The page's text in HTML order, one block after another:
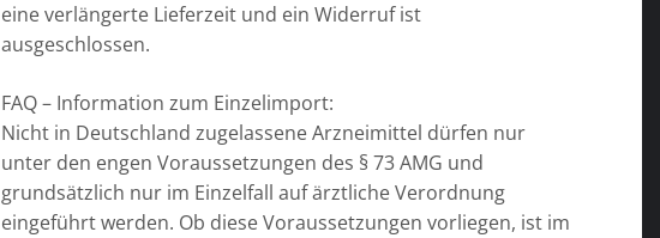
eine verlängerte Lieferzeit und ein Widerruf ist
ausgeschlossen.
FAQ – Information zum Einzelimport:
Nicht in Deutschland zugelassene Arzneimittel dürfen nur
unter den engen Voraussetzungen des § 73 AMG und
grundsätzlich nur im Einzelfall auf ärztliche Verordnung
eingeführt werden. Ob diese Voraussetzungen vorliegen, ist im